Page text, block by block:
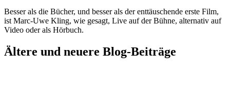
Besser als die Bücher, und besser als der enttäuschende erste Film,
ist Marc-Uwe Kling, wie gesagt, Live auf der Bühne, alternativ auf
Video oder als Hörbuch.
Ältere und neuere Blog-Beiträge